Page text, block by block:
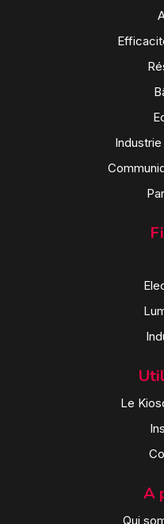
Le
A
Qui